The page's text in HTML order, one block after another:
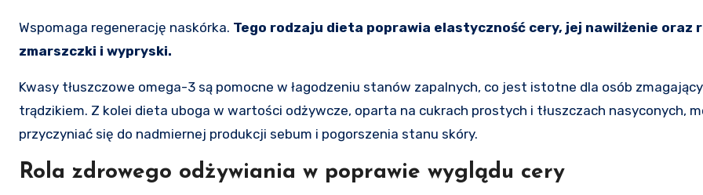
Wspomaga regenerację naskórka. Tego rodzaju dieta poprawia elastyczność cery, jej nawilżenie oraz
zmarszczki i wypryski.
Kwasy tłuszczowe omega-3 są pomocne w łagodzeniu stanów zapalnych, co jest istotne dla osób
trądzikiem. Z kolei dieta uboga w wartości odżywcze, oparta na cukrach prostych i tłuszczach nasyconych,
przyczyniać się do nadmiernej produkcji sebum i pogorszenia stanu skóry.
Rola zdrowego odżywiania w poprawie wyglądu cery